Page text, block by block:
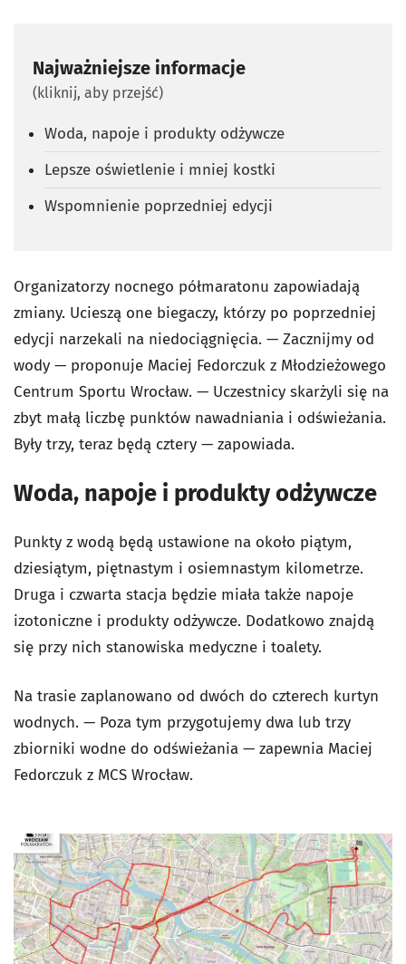
Najważniejsze informacje
(kliknij, aby przejść)
Woda, napoje i produkty odżywcze
Lepsze oświetlenie i mniej kostki
Wspomnienie poprzedniej edycji
Organizatorzy nocnego półmaratonu zapowiadają
zmiany. Ucieszą one biegaczy, którzy po poprzedniej
edycji narzekali na niedociągnięcia. — Zacznijmy od
wody — proponuje Maciej Fedorczuk z Młodzieżowego
Centrum Sportu Wrocław. — Uczestnicy skarżyli się na
zbyt małą liczbę punktów nawadniania i odświeżania.
Były trzy, teraz będą cztery — zapowiada.
Woda, napoje i produkty odżywcze
Punkty z wodą będą ustawione na około piątym,
dziesiątym, piętnastym i osiemnastym kilometrze.
Druga i czwarta stacja będzie miała także napoje
izotoniczne i produkty odżywcze. Dodatkowo znajdą
się przy nich stanowiska medyczne i toalety.
Na trasie zaplanowano od dwóch do czterech kurtyn
wodnych. — Poza tym przygotujemy dwa lub trzy
zbiorniki wodne do odświeżania — zapewnia Maciej
Fedorczuk z MCS Wrocław.